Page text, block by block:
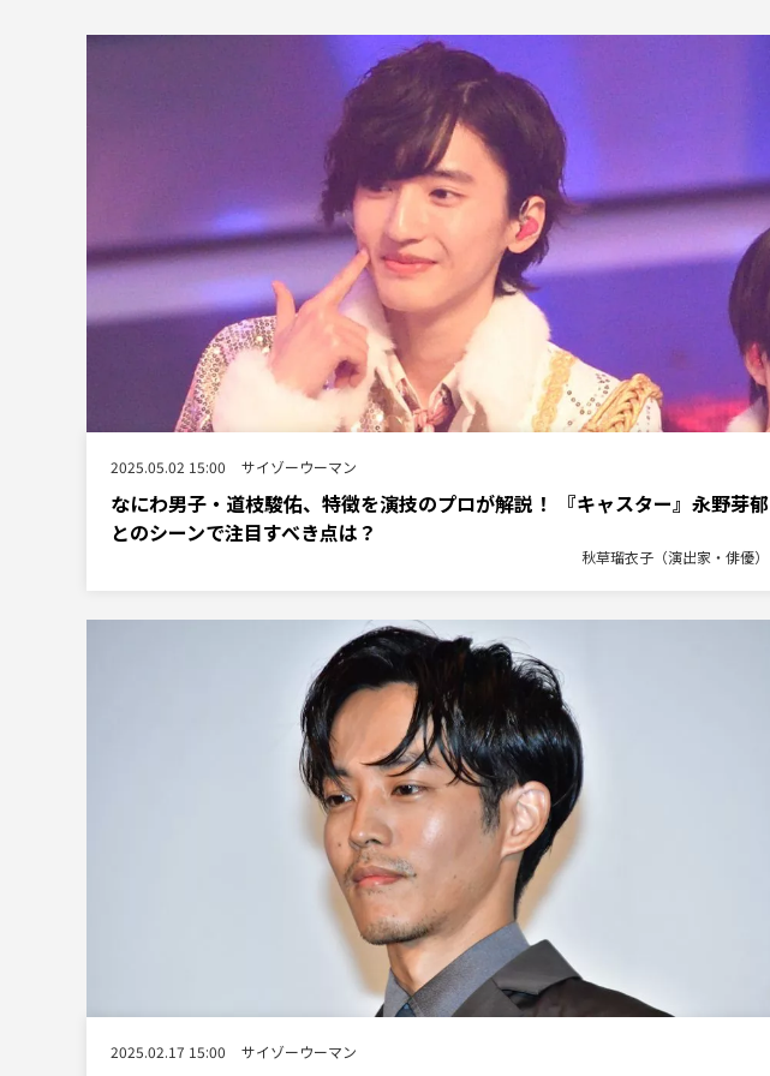
2025.05.02 15:00 サイゾーウーマン
なにわ男子・道枝駿佑、特徴を演技のプロが解説！ 『キャスター』永野芽郁
とのシーンで注目すべき点は？
秋草瑠衣子（演出家・俳優）
2025.02.17 15:00 サイゾーウーマン